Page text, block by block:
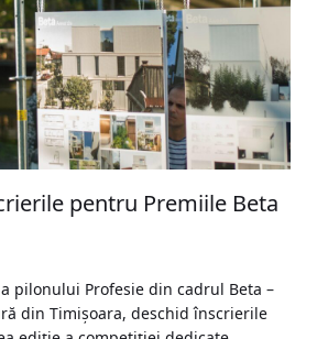
pentru Premiile Beta
pilonului Profesie din cadrul Beta –
din Timișoara, deschid înscrierile